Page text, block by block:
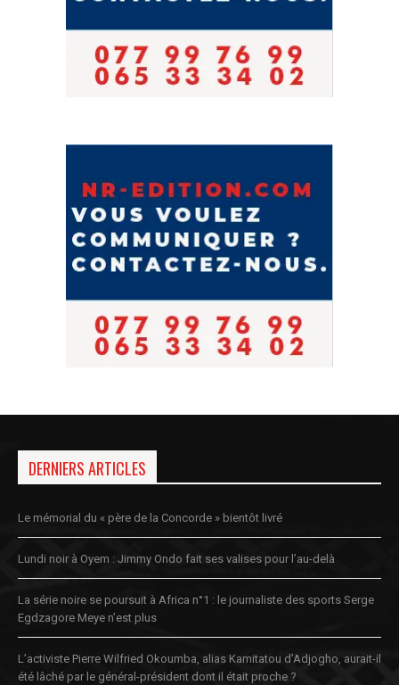
DERNIERS ARTICLES
Le mémorial du « père de la Concorde » bientôt livré
Lundi noir à Oyem : Jimmy Ondo fait ses valises pour l’au-delà
La série noire se poursuit à Africa n°1 : le journaliste des sports Serge
Egdzagore Meye n’est plus
L’activiste Pierre Wilfried Okoumba, alias Kamitatou d’Adjogho, aurait-il
été lâché par le général-président dont il était proche ?